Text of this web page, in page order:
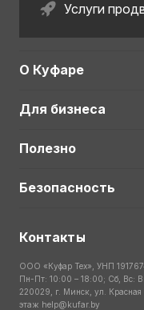
Услуги
О Куфаре
Для бизнеса
Полезно
Безопасность
Контакты
ООО «Куфар Тех», УНП
Пн-Пт: 10:00 – 18:00; Сб, Вс:
220029, г. Минск, ул.
этаж help@kufar.by